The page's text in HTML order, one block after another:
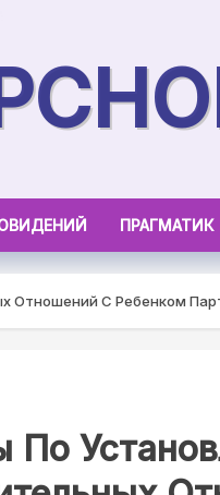
ПРАГМАТИК
Отношений С Ребенком
По